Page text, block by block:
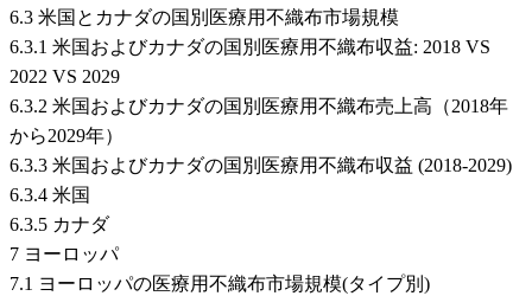
6.3 米国とカナダの国別医療用不織布市場規模
6.3.1 米国およびカナダの国別医療用不織布収益: 2018 VS
2022 VS 2029
6.3.2 米国およびカナダの国別医療用不織布売上高（2018年
から2029年）
6.3.3 米国およびカナダの国別医療用不織布収益 (2018-2029)
6.3.4 米国
6.3.5 カナダ
7 ヨーロッパ
7.1 ヨーロッパの医療用不織布市場規模(タイプ別)